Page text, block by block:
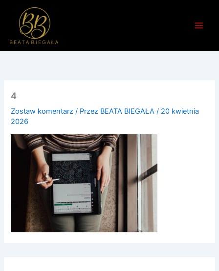
4
Zostaw komentarz / Przez BEATA BIEGAŁA/ 20 kwietnia
2026